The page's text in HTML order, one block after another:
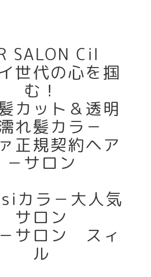
SALON Cil
世代の心を掴
む！
カット＆透明
れ髪カラ－
正規契約ヘア
－サロン
カラ－大人気
サロン
サロン スィ
ル